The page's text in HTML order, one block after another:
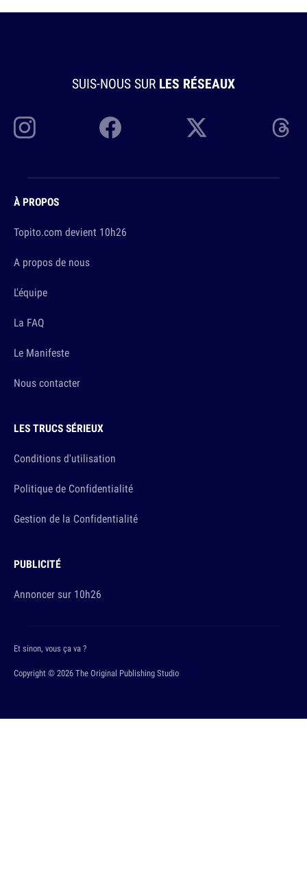
SUIS-NOUS SUR LES RÉSEAUX
À PROPOS
Topito.com devient 10h26
A propos de nous
L'équipe
La FAQ
Le Manifeste
Nous contacter
LES TRUCS SÉRIEUX
Conditions d'utilisation
Politique de Confidentialité
Gestion de la Confidentialité
PUBLICITÉ
Annoncer sur 10h26
Copyright © 2026 The Original Publishing Studio
Et sinon, vous ça va ?